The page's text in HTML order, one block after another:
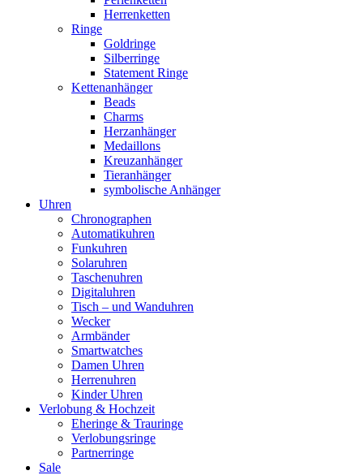
Herrenketten
Ringe
Goldringe
Silberringe
Statement Ringe
Kettenanhänger
Beads
Charms
Herzanhänger
Medaillons
Kreuzanhänger
Tieranhänger
symbolische Anhänger
Uhren
Chronographen
Automatikuhren
Funkuhren
Solaruhren
Taschenuhren
Digitaluhren
Tisch – und Wanduhren
Wecker
Armbänder
Smartwatches
Damen Uhren
Herrenuhren
Kinder Uhren
Verlobung & Hochzeit
Eheringe & Trauringe
Verlobungsringe
Partnerringe
Sale